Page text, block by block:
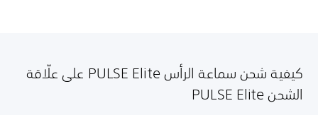
كيفية شحن سماعة الرأس PULSE Elite على علّاقة
الشحن PULSE Elite